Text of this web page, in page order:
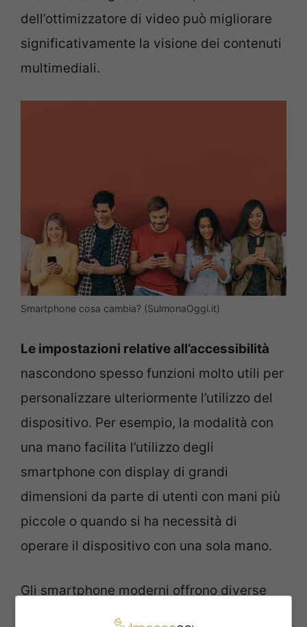
dell’ottimizzatore di video può migliorare
significativamente la visione dei contenuti
multimediali.
Smartphone cosa cambia? (SulmonaOggi.it)
Le impostazioni relative all’accessibilità
nascondono spesso funzioni molto utili per
personalizzare ulteriormente l’utilizzo del
dispositivo. Per esempio, la modalità con
una mano facilita l’utilizzo degli
smartphone con display di grandi
dimensioni da parte di utenti con mani più
piccole o quando si ha necessità di
operare il dispositivo con una sola mano.
Gli smartphone moderni offrono diverse
soluzioni intelligenti per gestire chiamate